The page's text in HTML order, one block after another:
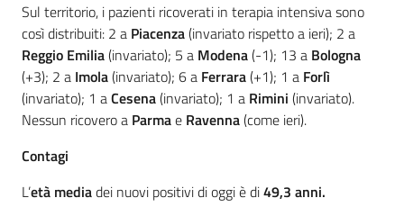
Sul territorio, i pazienti ricoverati in terapia intensiva sono
così distribuiti: 2 a Piacenza(invariato rispetto a ieri); 2 a
Reggio Emilia(invariato); 5 a Modena(-1); 13 a Bologna
(+3); 2 a Imola(invariato); 6 a Ferrara(+1); 1 a Forlì
(invariato); 1 aCesena(invariato); 1 a Rimini (invariato).
Nessun ricovero a Parmae Ravenna(come ieri).
Contagi
L’età mediadei nuovi positivi di oggi è di49,3 anni.